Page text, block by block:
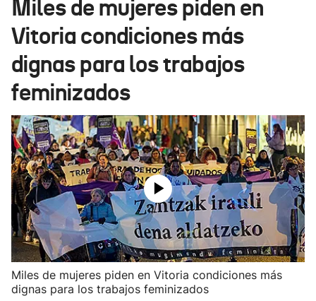
Ikusmiran
Eguraldia
Miles de mujeres piden en
Vitoria condiciones más
dignas para los trabajos
feminizados
Miles de mujeres piden en Vitoria condiciones más
dignas para los trabajos feminizados